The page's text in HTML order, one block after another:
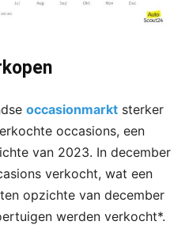
occasionmarkt sterker
occasions, een
van 2023. In december
verkocht, wat een
opzichte van december
werden verkocht*.